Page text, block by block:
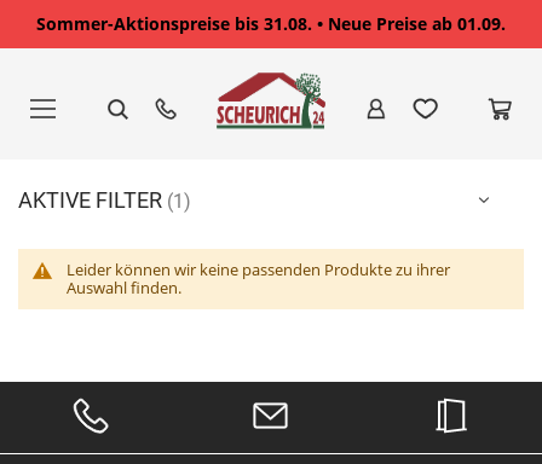
Sommer-Aktionspreise bis 31.08. • Neue Preise ab 01.09.
springen
Leider können wir keine passenden Produkte zu ihrer
Auswahl finden.
AKTIVE FILTER